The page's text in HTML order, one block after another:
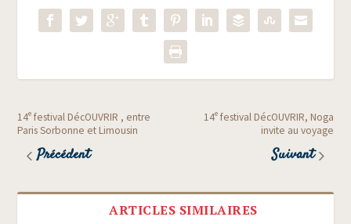
14e festival DécOUVRIR , entre
Paris Sorbonne et Limousin
Précédent
14efestival DécOUVRIR, Noga
invite au voyage
Suivant
ARTICLES SIMILAIRES